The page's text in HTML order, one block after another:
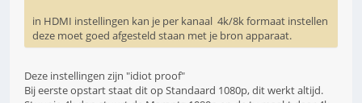
in HDMI instellingen kan je per kanaal 4k/8k formaat instellen
deze moet goed afgesteld staan met je bron apparaat.
Deze instellingen zijn "idiot proof"
Bij eerste opstart staat dit op Standaard 1080p, dit werkt altijd.